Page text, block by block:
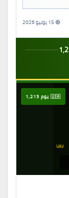
🔴 15 يونيو 2026
UAV
🇺🇦 يوم 1,213